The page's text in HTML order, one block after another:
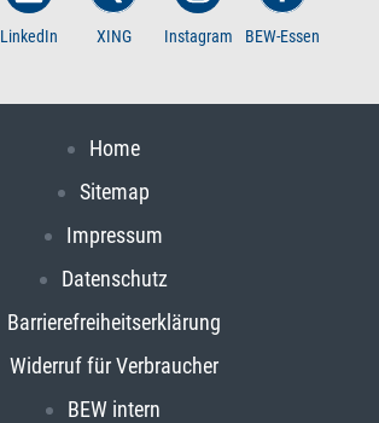
LinkedIn XING Instagram BEW-Essen
Home
Sitemap
Impressum
Datenschutz
Barrierefreiheitserklärung
Widerruf für Verbraucher
BEW intern